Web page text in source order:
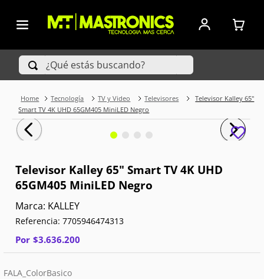
¿Qué estás buscando?
Tecnología TV y Video Televisores
Televisor Kalley 65"
Smart TV 4K UHD 65GM405 MiniLED Negro
Televisor Kalley 65" Smart TV 4K UHD
65GM405 MiniLED Negro
KALLEY
Referencia: 7705946474313
Por $3.636.200
FALA_ColorBasico
TÉRMINOS MÁS BUSCADOS
1.
Iphone
3.
Celulares Samsung
4.
Televisores
5.
Red Magic